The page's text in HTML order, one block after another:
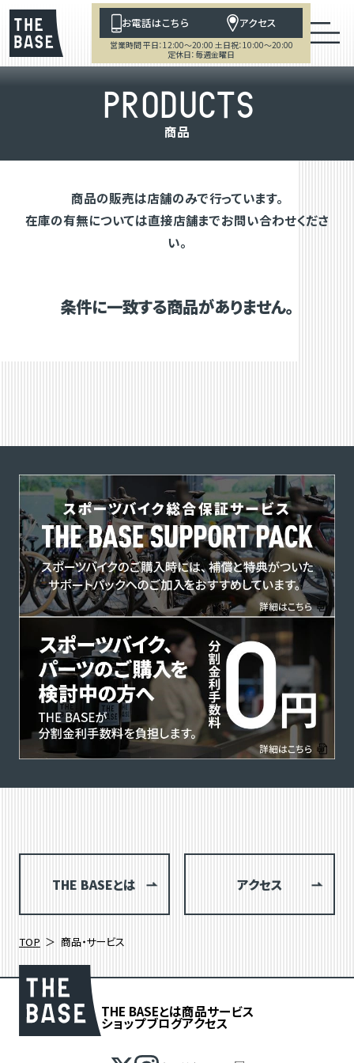
お電話はこちら アクセス
営業時間 平日：12:00～20:00 土日祝：10:00～20:00
定休日：毎週金曜日
PRODUCTS
商品
商品の販売は店舗のみで行っています。
在庫の有無については直接店舗までお問い合わせくださ
い。
条件に一致する商品がありません。
THE BASEとは アクセス
TOP 商品・サービス
THE BASEとは商品サービス
ショップブログアクセス